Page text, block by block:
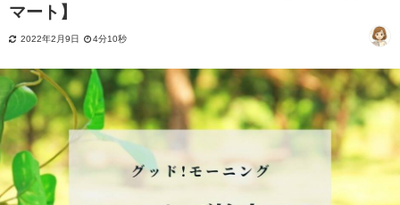
マート】
2022年2月9日 4分10秒